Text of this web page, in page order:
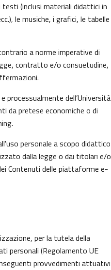
(inclusi materiali didattici in
le musiche, i grafici, le tabelle
a norme imperative di
contratto e/o consuetudine,
processualmente dell’Università
da pretese economiche o di
personale a scopo didattico
dalla legge o dai titolari e/o
Contenuti delle piattaforme e-
per la tutela della
personali (Regolamento UE
provvedimenti attuativi